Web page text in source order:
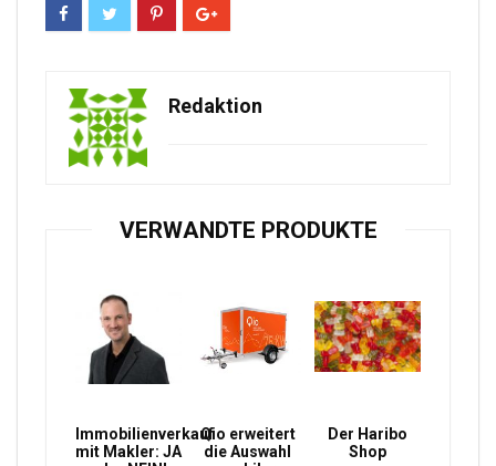
Redaktion
VERWANDTE PRODUKTE
Immobilienverkauf
mit Makler: JA
Qio erweitert
die Auswahl
Der Haribo
Shop